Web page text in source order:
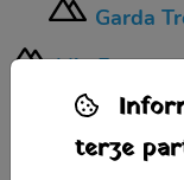
Garda
Vie Ferrate
Garda
Via
terze